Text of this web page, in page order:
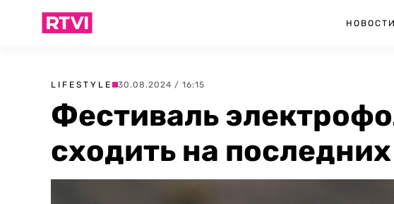
НОВОСТИ
LIFESTYLE 30.08.2024 / 16:15
Фестиваль
сходить на